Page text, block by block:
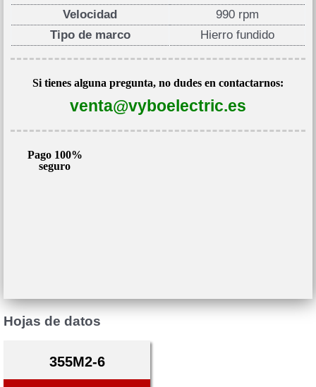
Velocidad
990 rpm
Tipo de marco
Hierro fundido
Si tienes alguna pregunta, no dudes en contactarnos:
venta@vyboelectric.es
Pago 100%
seguro
Hojas de datos
355M2-6